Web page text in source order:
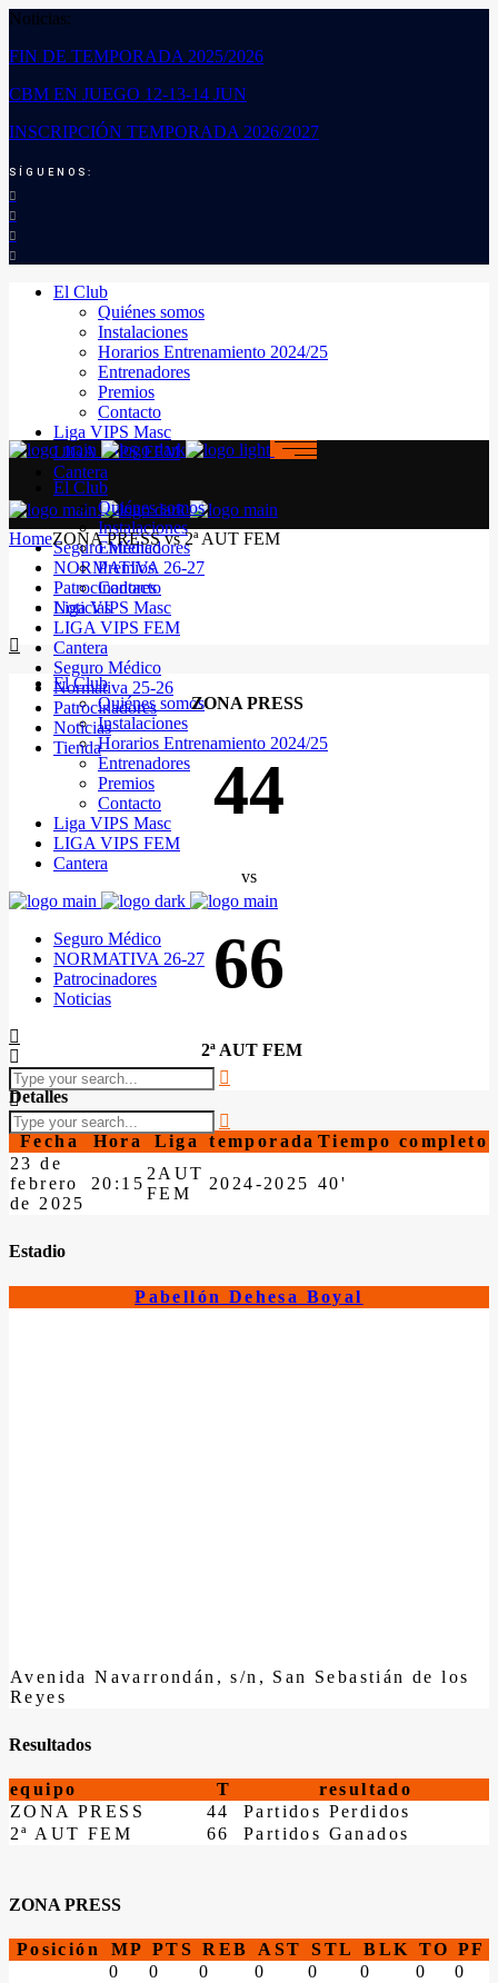
Noticias:
FIN DE TEMPORADA 2025/2026
CBM EN JUEGO 12-13-14 JUN
INSCRIPCIÓN TEMPORADA 2026/2027
SÍGUENOS:
El Club
Quiénes somos
Instalaciones
Horarios Entrenamiento 2024/25
Entrenadores
Premios
Contacto
Liga VIPS Masc
LIGA VIPS FEM
Cantera
Seguro Médico
NORMATIVA 26-27
Patrocinadores
Noticias
El Club
Quiénes somos
Instalaciones
Horarios Entrenamiento 2024/25
Entrenadores
Premios
Contacto
Liga VIPS Masc
LIGA VIPS FEM
Cantera
Seguro Médico
NORMATIVA 26-27
Patrocinadores
Noticias
El Club
Quiénes somos
Instalaciones
Entrenadores
Premios
Contacto
Liga VIPS Masc
LIGA VIPS FEM
Cantera
Seguro Médico
Normativa 25-26
Patrocinadores
Noticias
Tienda
HomeZONA PRESS vs 2ª AUT FEM
ZONA PRESS
44
vs
66
2ª AUT FEM
Detalles
Fecha Hora Liga temporada Tiempo completo
23 de
febrero
de 2025
20:15
2AUT
FEM
2024-2025 40'
Estadio
Pabellón Dehesa Boyal
Avenida Navarrondán, s/n, San Sebastián de los
Reyes
Resultados
equipo T
resultado
ZONA PRESS
44
Partidos Perdidos
2ª AUT FEM
66 Partidos Ganados
ZONA PRESS
Posición MP PTS REB AST STL BLK TO PF
0
0 0 0 0 0 0 0